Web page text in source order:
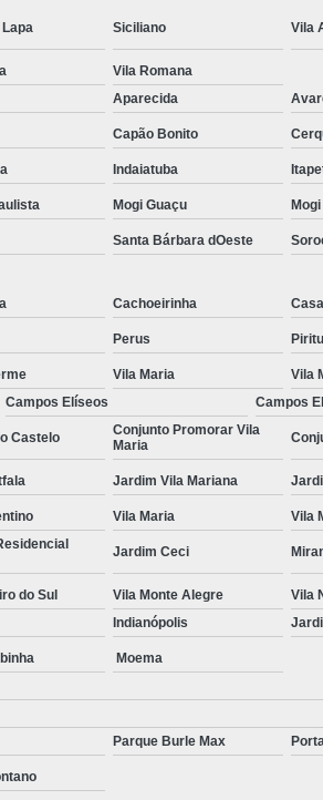
Siciliano Vila
Vila Romana
Aparecida
Capão Bonito
Indaiatuba
Mogi Guaçu
Santa Bárbara dOeste
Cachoeirinha
Perus
Vila Maria
Vila
Campos Elíseos Campos
Castelo
Conjunto Promorar Vila
Maria
Jardim Vila Mariana
Vila Maria Vila
Jardim Ceci
do Sul Vila Monte Alegre Vila
Indianópolis
Moema
Parque Burle Max